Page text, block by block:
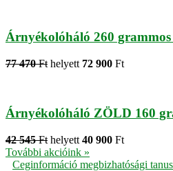
Árnyékolóháló 260
77 470 Ft helyett 72 900 Ft
Árnyékolóháló ZÖLD 160
42 545 Ft helyett 40 900 Ft
További akcióink »
Ceginformáció megbizhatósági